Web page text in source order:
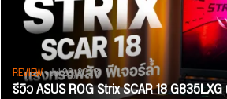
REVIEW• Jul 28, 2026
รีวิว ASUS ROG Strix SCAR 18